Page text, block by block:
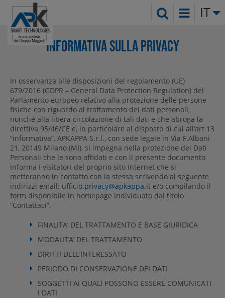
IT
INFORMATIVA SULLA PRIVACY
In osservanza alle disposizioni del regolamento (UE)
679/2016 (GDPR – General Data Protection Regulation) del
Parlamento europeo relativo alla protezione delle persone
fisiche con riguardo al trattamento dei dati personali,
nonché alla libera circolazione di tali dati e che abroga la
direttiva 95/46/CE e, in particolare al disposto di cui all’art 13
“informativa”, APKAPPA S.r.l., con sede legale in Via F.Albani
21, 20149 Milano (MI), si impegna nella protezione dei Dati
Personali che le sono affidati e con il presente documento
informa i visitatori del proprio sito internet che si
metteranno in contatto con la stessa scrivendo al seguente
indirizzi email: ufficio.privacy@apkappa.it e/o compilando il
form disponibile in homepage individuato dal titolo
“Contattaci”.
FINALITA’ DEL TRATTAMENTO E BASE GIURIDICA
MODALITA’ DEL TRATTAMENTO
DIRITTI DELL’INTERESSATO
PERIODO DI CONSERVAZIONE DEI DATI
SOGGETTI AI QUALI POSSONO ESSERE COMUNICATI
I DATI